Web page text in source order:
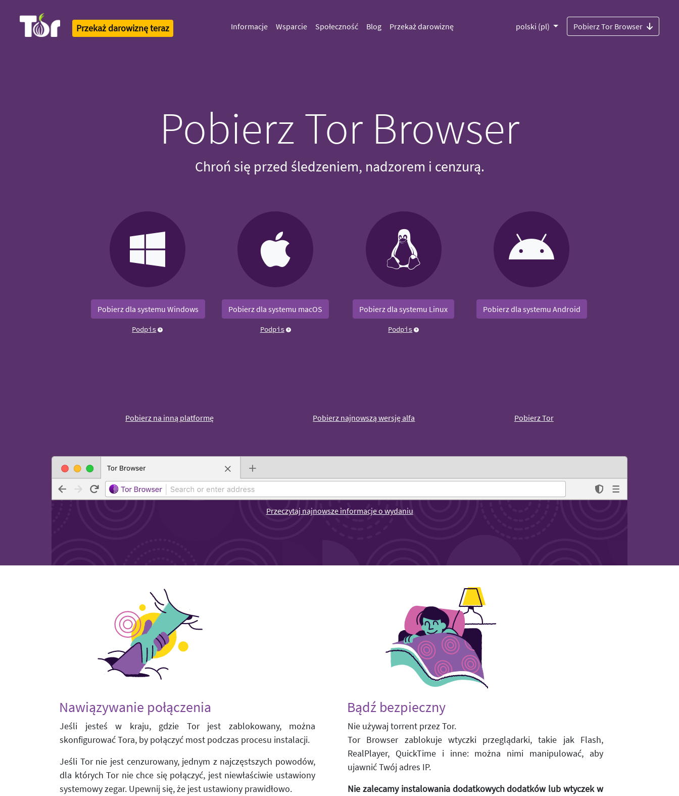
Przekaż darowiznę teraz Informacje Wsparcie Społeczność Blog Przekaż darowiznę polski (pl) Pobierz Tor Browser
Pobierz Tor Browser
Chroń się przed śledzeniem, nadzorem i cenzurą.
Pobierz dla systemu Windows
Podpis
Pobierz dla systemu macOS
Podpis
Pobierz dla systemu Linux
Podpis
Pobierz dla systemu Android
Pobierz na inną platformę Pobierz najnowszą wersję alfa Pobierz Tor
Przeczytaj najnowsze informacje o wydaniu
Nawiązywanie połączenia
Jeśli jesteś w kraju, gdzie Tor jest zablokowany, można
skonfigurować Tora, by połączyć most podczas procesu instalacji.
Jeśli Tor nie jest cenzurowany, jednym z najczęstszych powodów,
dla których Tor nie chce się połączyć, jest niewłaściwie ustawiony
systemowy zegar. Upewnij się, że jest ustawiony prawidłowo.
Bądź bezpieczny
Nie używaj torrent przez Tor.
Tor Browser zablokuje wtyczki przeglądarki, takie jak Flash,
RealPlayer, QuickTime i inne: można nimi manipulować, aby
ujawnić Twój adres IP.
Nie zalecamy instalowania dodatkowych dodatków lub wtyczek w